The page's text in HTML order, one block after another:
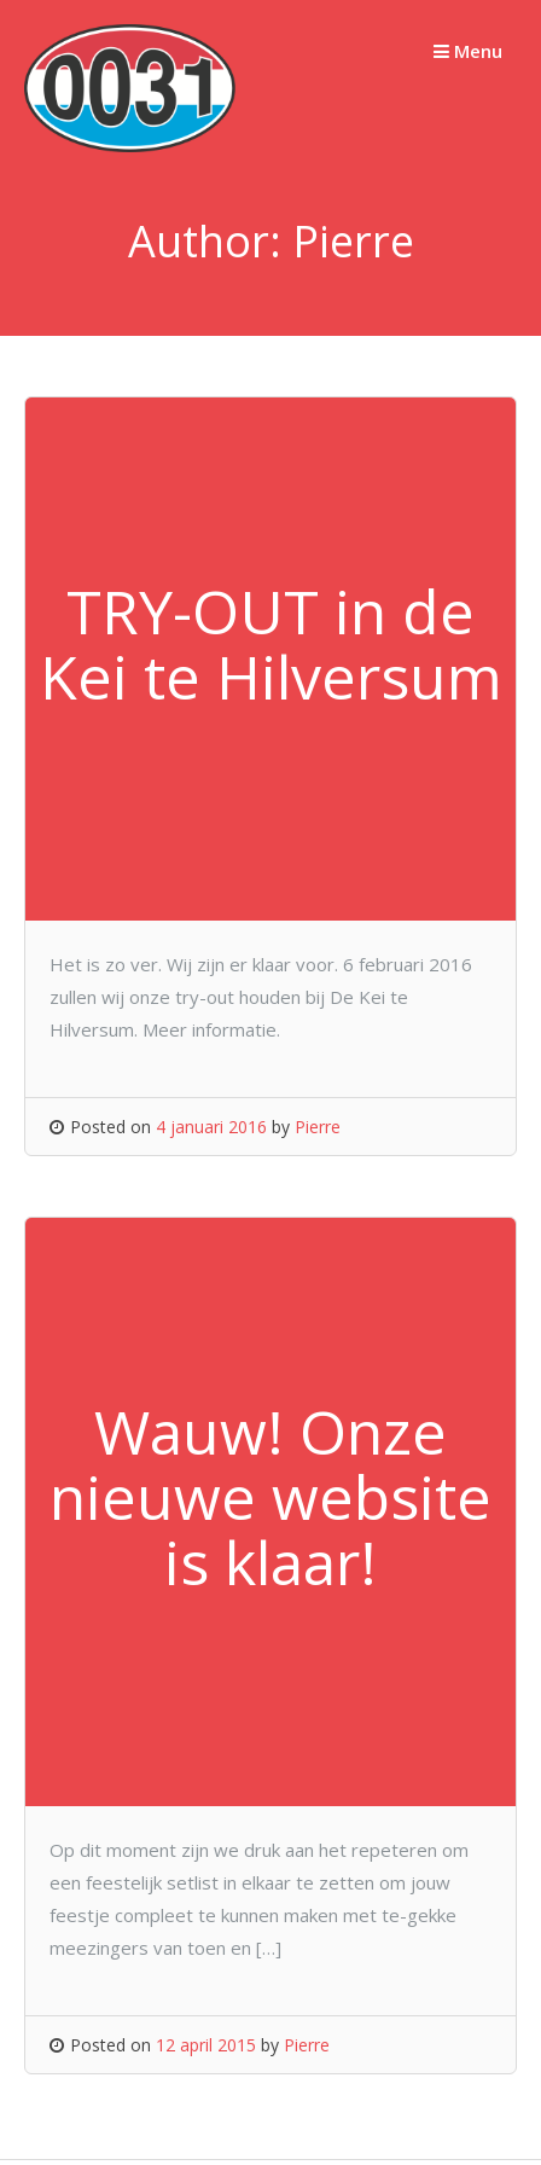
content
Menu
Author: Pierre
TRY-OUT in de
Kei te Hilversum
Het is zo ver. Wij zijn er klaar voor. 6 februari 2016
zullen wij onze try-out houden bij De Kei te
Hilversum. Meer informatie.
Posted on 4 januari 2016 by Pierre
Wauw! Onze
nieuwe website
is klaar!
Op dit moment zijn we druk aan het repeteren om
een feestelijk setlist in elkaar te zetten om jouw
feestje compleet te kunnen maken met te-gekke
meezingers van toen en […]
Posted on 12 april 2015 by Pierre